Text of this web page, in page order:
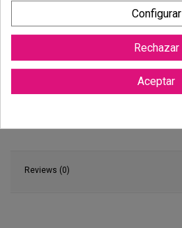
Reviews (0)
Configurar
Rechazar
Aceptar